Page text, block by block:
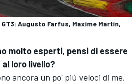
GT3: Augusto Farfus, Maxime Martin,
molto esperti, pensi di essere
loro livello?
ancora un po' più veloci di me.